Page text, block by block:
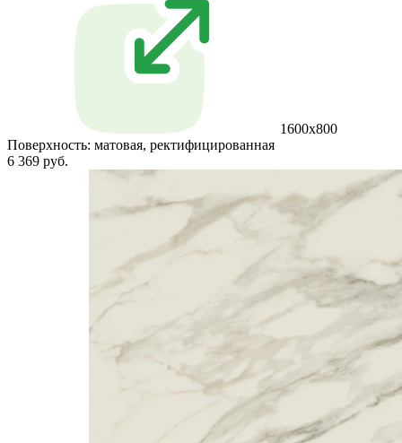
1600x800
Поверхность: матовая, ректифицированная
6 369 руб.